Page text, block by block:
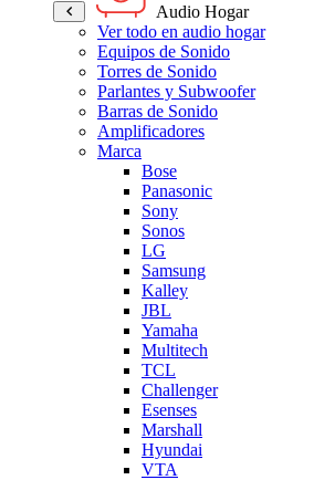
Audio Hogar
Ver todo en audio hogar
Equipos de Sonido
Torres de Sonido
Parlantes y Subwoofer
Barras de Sonido
Amplificadores
Marca
Bose
Panasonic
Sony
Sonos
LG
Samsung
Kalley
JBL
Yamaha
Multitech
TCL
Challenger
Esenses
Marshall
Hyundai
VTA